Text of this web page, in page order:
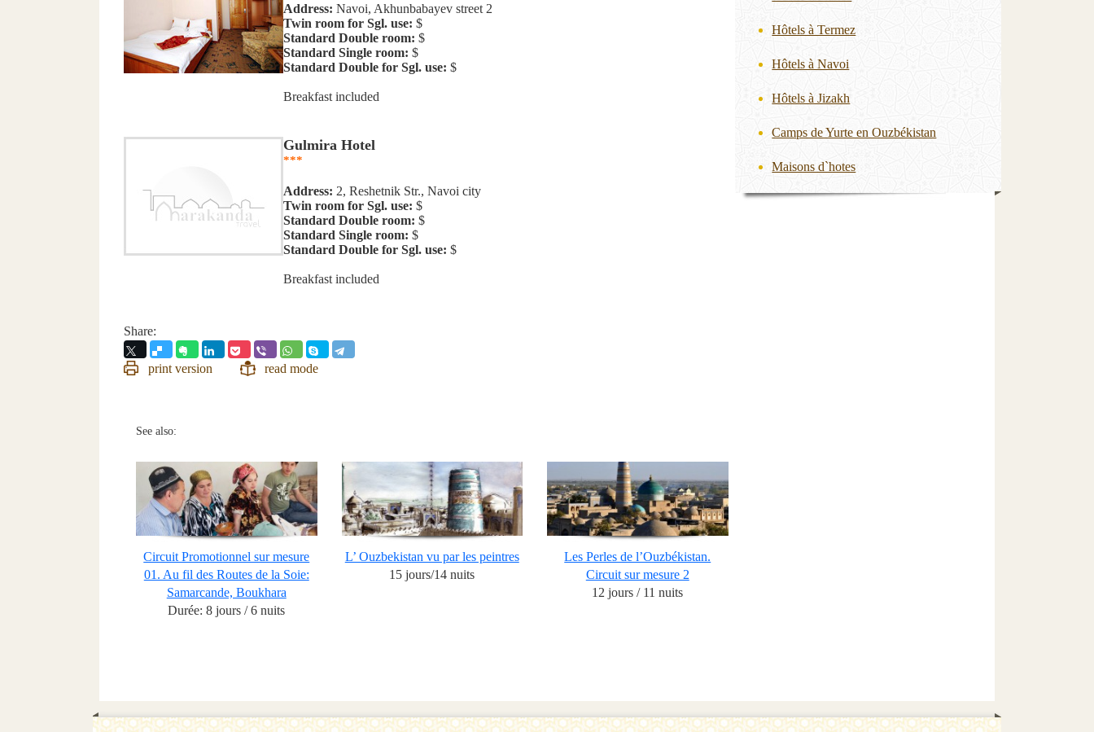
Address: Navoi, Akhunbabayev street 2
Twin room for Sgl. use: $
Standard Double room: $
Standard Single room: $
Standard Double for Sgl. use: $
Breakfast included
Gulmira Hotel
***
Address: 2, Reshetnik Str., Navoi city
Twin room for Sgl. use: $
Standard Double room: $
Standard Single room: $
Standard Double for Sgl. use: $
Breakfast included
Hôtels à Termez
Hôtels à Navoi
Hôtels à Jizakh
Camps de Yurte en Ouzbékistan
Maisons d`hotes
Share:
print version read mode
See also:
Circuit Promotionnel sur mesure
01. Au fil des Routes de la Soie:
Samarcande, Boukhara
Durée: 8 jours / 6 nuits
L’ Ouzbekistan vu par les peintres
15 jours/14 nuits
Les Perles de l’Ouzbékistan.
Circuit sur mesure 2
12 jours / 11 nuits